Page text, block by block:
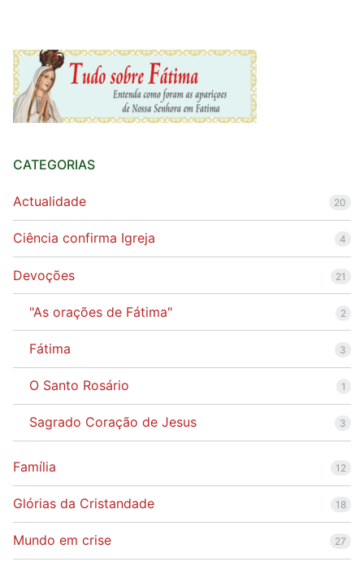
CATEGORIAS
Actualidade 20
Ciência confirma Igreja 4
Devoções 21
"As orações de Fátima" 2
Fátima 3
O Santo Rosário 1
Sagrado Coração de Jesus 3
Família 12
Glórias da Cristandade 18
Mundo em crise 27